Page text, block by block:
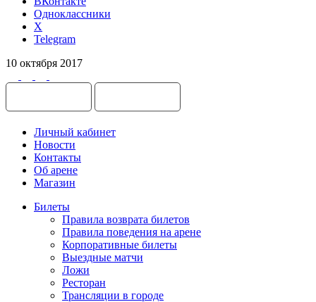
Одноклассники
X
Telegram
10 октября 2017
Личный кабинет
Новости
Контакты
Об арене
Магазин
Билеты
Правила возврата билетов
Правила поведения на арене
Корпоративные билеты
Выездные матчи
Ложи
Ресторан
Трансляции в городе